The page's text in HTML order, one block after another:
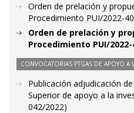
Orden de prelación y
Procedimiento PUI/2022-
Orden de prelación y
Procedimiento PUI/2022-
CONVOCATORIAS PTGAS DE APOYO A
Publicación adjudicación
Superior de apoyo a la
042/2022)